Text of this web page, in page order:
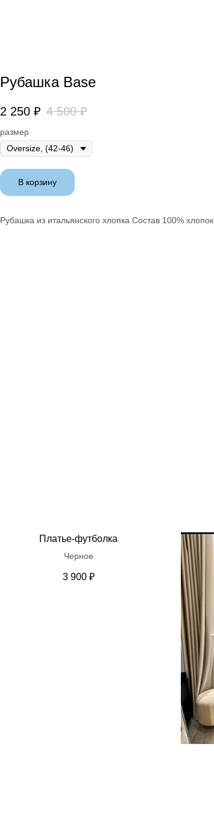
Рубашка Base
2 250 ₽ 4 500 ₽
размер
В корзину
Рубашка из итальянского хлопка.Состав 100% хлопок
Платье-футболка
Черное
3 900 ₽